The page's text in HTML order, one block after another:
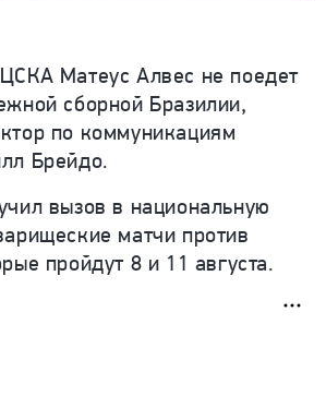
Матеус Алвес не поедет
сборной Бразилии,
по коммуникациям
Брейдо.
вызов в национальную
матчи против
пройдут 8 и 11 августа.